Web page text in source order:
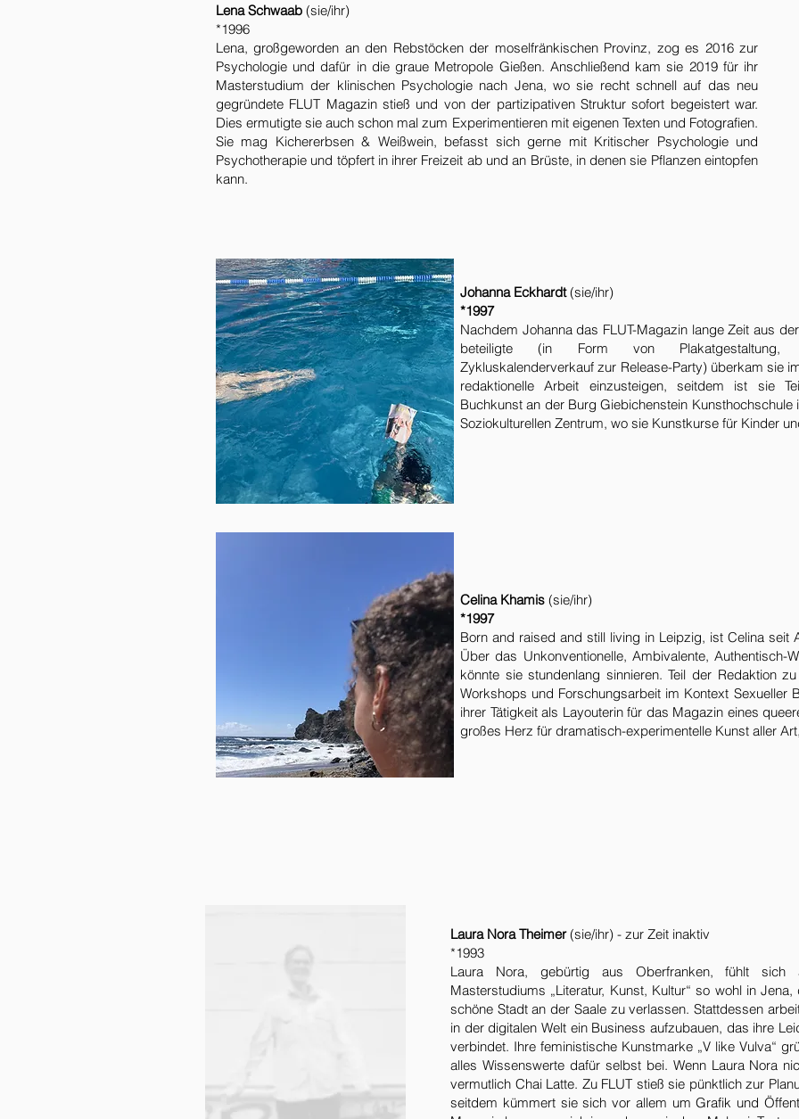
Lena Schwaab (sie/ihr)
*1996
Lena, großgeworden an den Rebstöcken der moselfränkischen Provinz, zog es 2016 zur
Psychologie und dafür in die graue Metropole Gießen. Anschließend kam sie 2019 für ihr
Masterstudium der klinischen Psychologie nach Jena, wo sie recht schnell auf das neu
gegründete FLUT Magazin stieß und von der partizipativen Struktur sofort begeistert war.
Dies ermutigte sie auch schon mal zum Experimentieren mit eigenen Texten und Fotografien.
Sie mag Kichererbsen & Weißwein, befasst sich gerne mit Kritischer Psychologie und
Psychotherapie und töpfert in ihrer Freizeit ab und an Brüste, in denen sie Pflanzen eintopfen
kann.
Johanna Eckhardt(sie/ihr)
​*1997
Nachdem Johanna das FLUT-Magazin lange Zeit aus
beteiligte (in Form von Plakatgestaltung,
Zykluskalenderverkauf zur Release-Party) überkam sie
redaktionelle Arbeit einzusteigen, seitdem ist sie
Buchkunst an der Burg Giebichenstein Kunsthochschule
Soziokulturellen Zentrum, wo sie Kunstkurse für Kinder
Celina Khamis (sie/ihr)
*1997
Born and raised and still living in Leipzig, ist Celina seit
Über das Unkonventionelle, Ambivalente, Authentisch-
könnte sie stundenlang sinnieren. Teil der Redaktion
Workshops und Forschungsarbeit im Kontext Sexueller
ihrer Tätigkeit als Layouterin für das Magazin eines
großes Herz für dramatisch-experimentelle Kunst aller
Laura Nora Theimer(sie/ihr) - zur Zeit inaktiv
*1993
Laura Nora, gebürtig aus Oberfranken, fühlt sich
Masterstudiums „Literatur, Kunst, Kultur“ so wohl in
schöne Stadt an der Saale zu verlassen. Stattdessen
in der digitalen Welt ein Business aufzubauen, das ihre
verbindet. Ihre feministische Kunstmarke „V like Vulva“
alles Wissenswerte dafür selbst bei. Wenn Laura Nora
vermutlich Chai Latte. Zu FLUT stieß sie pünktlich zur
seitdem kümmert sie sich vor allem um Grafik und